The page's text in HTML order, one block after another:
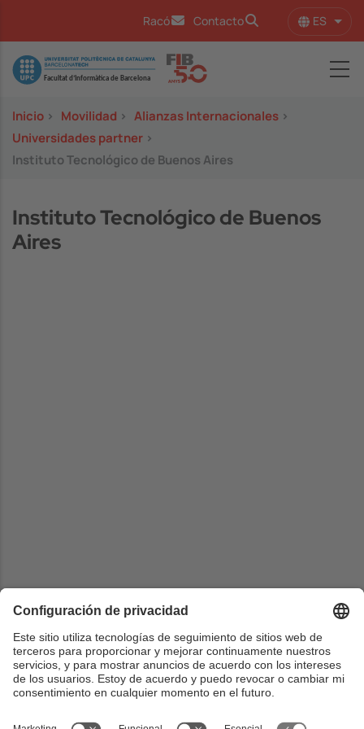
Racó Contacto ES
Image
Inicio > Movilidad > Alianzas Internacionales >
Universidades partner >
Instituto Tecnológico de Buenos Aires
Instituto Tecnológico de Buenos
Aires
Instituto Tecnológico de Buenos Aires
País
Argentina